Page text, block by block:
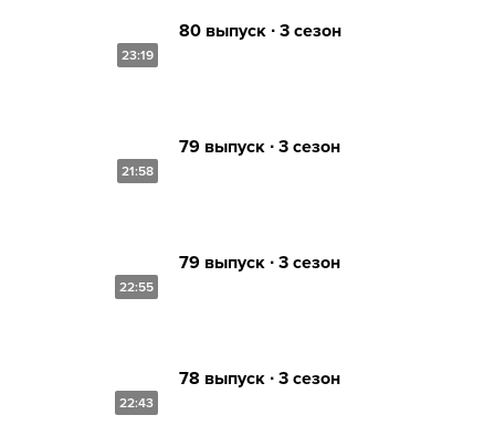
23:19
80 выпуск ∙ 3 сезон
21:58
79 выпуск ∙ 3 сезон
22:55
79 выпуск ∙ 3 сезон
22:43
78 выпуск ∙ 3 сезон